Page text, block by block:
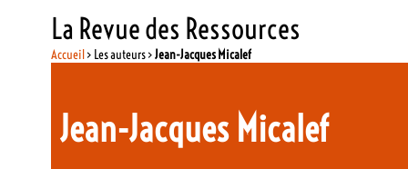
La Revue des Ressources
Accueil> Les auteurs >Jean-Jacques Micalef
Jean-Jacques Micalef